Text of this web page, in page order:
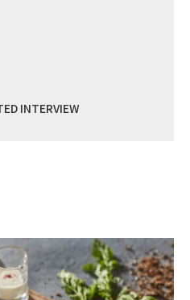
INTERVIEW